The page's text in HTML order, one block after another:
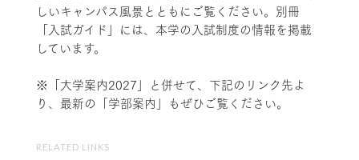
しいキャンパス風景とともにご覧ください。別冊
「入試ガイド」には、本学の入試制度の情報を掲載
しています。
※「大学案内2027」と併せて、下記のリンク先よ
り、最新の「学部案内」もぜひご覧ください。
RELATED LINKS